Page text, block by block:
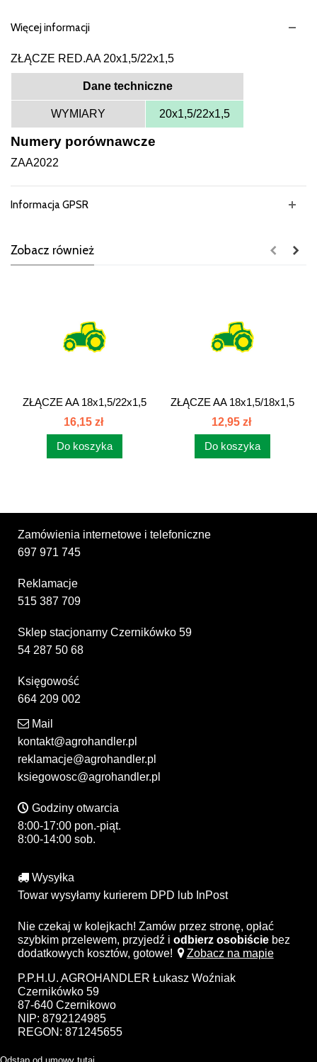
Więcej informacji
ZŁĄCZE RED.AA 20x1,5/22x1,5
Dane techniczne
WYMIARY 20x1,5/22x1,5
Numery porównawcze
ZAA2022
Informacja GPSR
Zobacz również
ZŁĄCZE AA 18x1,5/22x1,5
złącze...
16,15 zł
Do koszyka
ZŁĄCZE AA 18x1,5/18x1,5
złącze...
12,95 zł
Do koszyka
Zamówienia internetowe i telefoniczne
697 971 745
Reklamacje
515 387 709
Sklep stacjonarny Czernikówko 59
54 287 50 68
Księgowość
664 209 002
Mail
kontakt@agrohandler.pl
reklamacje@agrohandler.pl
ksiegowosc@agrohandler.pl
Godziny otwarcia
8:00-17:00 pon.-piąt.
8:00-14:00 sob.
Wysyłka
Towar wysyłamy kurierem DPD lub InPost
Nie czekaj w kolejkach! Zamów przez stronę, opłać
szybkim przelewem, przyjedź i odbierz osobiście bez
dodatkowych kosztów, gotowe!
Zobacz na mapie
P.P.H.U. AGROHANDLER Łukasz Woźniak
Czernikówko 59
87-640 Czernikowo
NIP: 8792124985
REGON: 871245655